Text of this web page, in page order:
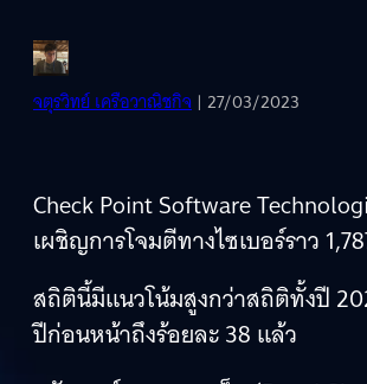
จตุรวิทย์ เครือวาณิชกิจ | 27/03/2023
Check Point Software
เผชิญการโจมตีทางไซเบอร์ราว
สถิตินี้มีแนวโน้มสูงกว่าสถิติทั้งปี
ปีก่อนหน้าถึงร้อยละ 38 แล้ว